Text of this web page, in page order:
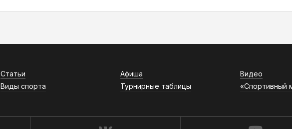
Статьи Афиша Видео
Виды спорта Турнирные таблицы «Спортивный